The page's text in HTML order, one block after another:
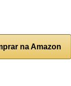
na Amazon